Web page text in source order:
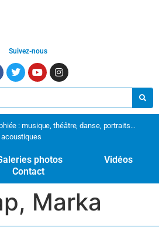
Suivez-nous
: musique, théâtre, danse, portraits…
photos
Vidéos
Contact
Marka